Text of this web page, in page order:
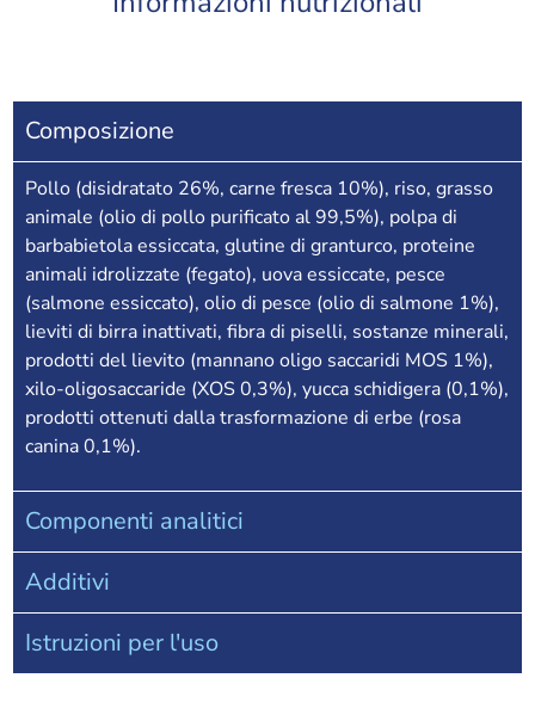
Composizione
Pollo (disidratato 26%, carne fresca 10%), riso, grasso
animale (olio di pollo purificato al 99,5%), polpa di
barbabietola essiccata, glutine di granturco, proteine
animali idrolizzate (fegato), uova essiccate, pesce
(salmone essiccato), olio di pesce (olio di salmone 1%),
lieviti di birra inattivati, fibra di piselli, sostanze minerali,
prodotti del lievito (mannano oligo saccaridi MOS 1%),
xilo-oligosaccaride (XOS 0,3%), yucca schidigera (0,1%),
prodotti ottenuti dalla trasformazione di erbe (rosa
canina 0,1%).
Componenti analitici
Additivi
Istruzioni per l'uso